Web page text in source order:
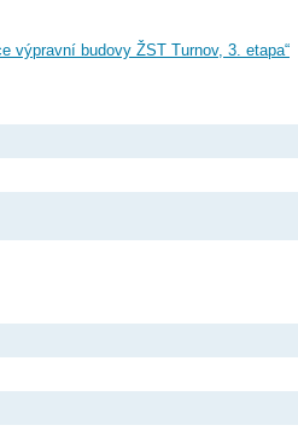
výpravní budovy ŽST Turnov, 3. etapa“